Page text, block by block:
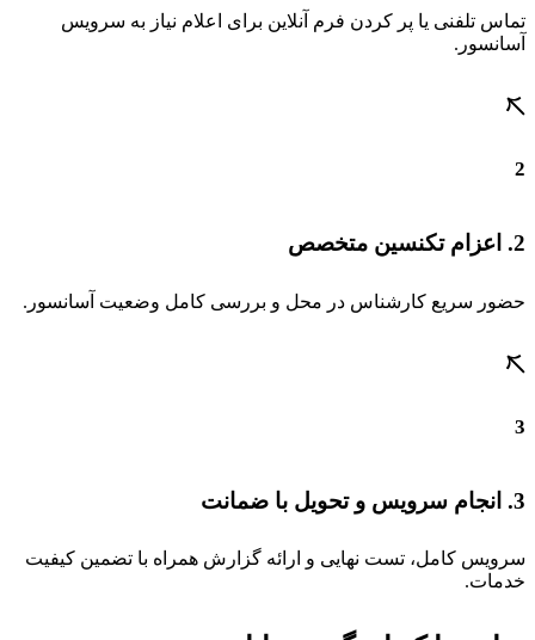
تماس تلفنی یا پر کردن فرم آنلاین برای اعلام نیاز به سرویس
آسانسور.
2
2. اعزام تکنسین متخصص
حضور سریع کارشناس در محل و بررسی کامل وضعیت آسانسور.
3
3. انجام سرویس و تحویل با ضمانت
سرویس کامل، تست نهایی و ارائه گزارش همراه با تضمین کیفیت
خدمات.